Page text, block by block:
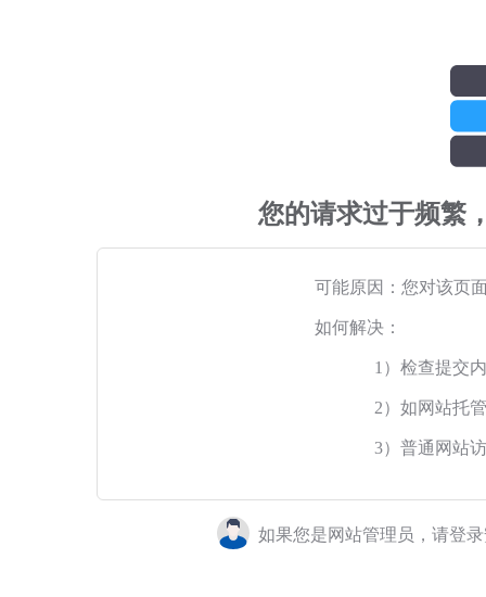
您的请求过于频繁
可能原因：您对该页
如何解决：
1）检查提交
2）如网站托
3）普通网站
如果您是网站管理员，请登